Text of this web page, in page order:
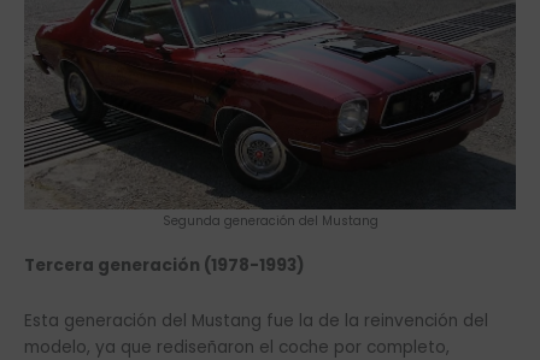
Segunda generación del Mustang
Tercera generación (1978-1993)
Esta generación del Mustang fue la de la reinvención del
modelo, ya que rediseñaron el coche por completo,